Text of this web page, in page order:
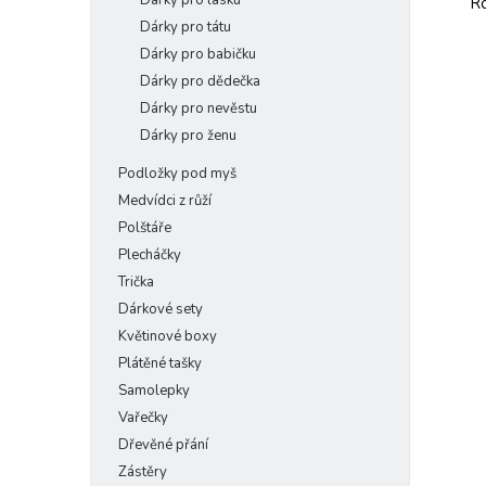
Dárky pro tátu
Dárky pro babičku
Dárky pro dědečka
Dárky pro nevěstu
Dárky pro ženu
Podložky pod myš
Medvídci z růží
Polštáře
Plecháčky
Trička
Dárkové sety
Květinové boxy
Plátěné tašky
Samolepky
Vařečky
Dřevěné přání
Zástěry